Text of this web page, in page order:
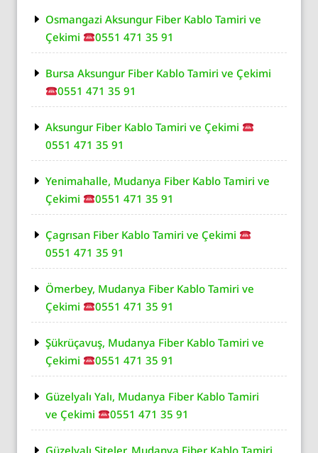
Osmangazi Aksungur Fiber Kablo Tamiri ve
Çekimi
0551 471 35 91
Bursa Aksungur Fiber Kablo Tamiri ve Çekimi
0551 471 35 91
Aksungur Fiber Kablo Tamiri ve Çekimi
0551 471 35 91
Yenimahalle, Mudanya Fiber Kablo Tamiri ve
Çekimi
0551 471 35 91
Çagrısan Fiber Kablo Tamiri ve Çekimi
0551 471 35 91
Ömerbey, Mudanya Fiber Kablo Tamiri ve
Çekimi
0551 471 35 91
Şükrüçavuş, Mudanya Fiber Kablo Tamiri ve
Çekimi
0551 471 35 91
Güzelyalı Yalı, Mudanya Fiber Kablo Tamiri
ve Çekimi
0551 471 35 91